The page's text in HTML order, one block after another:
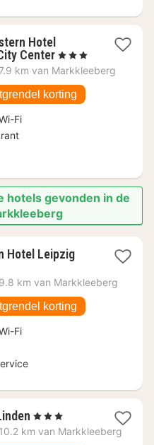
Hotel
Center1
nacht
€
66,23
, 3 Sterren
km van Markkleeberg
korting
Fi
hotels gevonden in de
Hotel Leipzig1
vanaf
49,26
9.8 km van Markkleeberg
korting
Fi
1
nacht
, 3 Sterren
10.2 km van Markkleeberg